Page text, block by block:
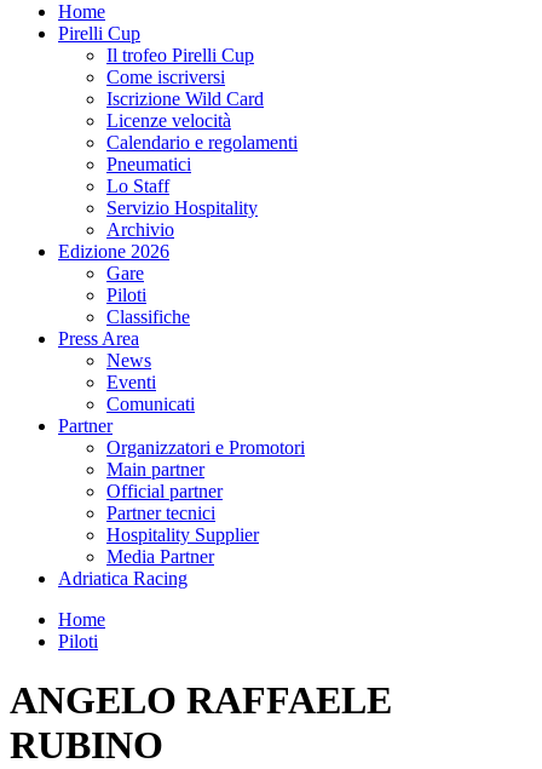
Home
Pirelli Cup
Il trofeo Pirelli Cup
Come iscriversi
Iscrizione Wild Card
Licenze velocità
Calendario e regolamenti
Pneumatici
Lo Staff
Servizio Hospitality
Archivio
Edizione 2026
Gare
Piloti
Classifiche
Press Area
News
Eventi
Comunicati
Partner
Organizzatori e Promotori
Main partner
Official partner
Partner tecnici
Hospitality Supplier
Media Partner
Adriatica Racing
Home
Piloti
ANGELO RAFFAELE
RUBINO